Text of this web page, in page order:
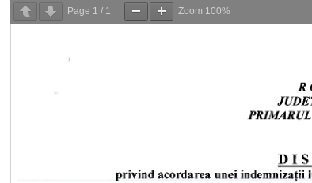
Page 1 / 1 Zoom 100%